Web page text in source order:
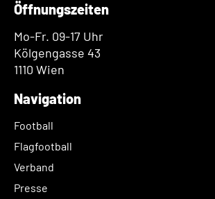
Öffnungszeiten
Mo-Fr. 09-17 Uhr
Kölgengasse 43
1110 Wien
Navigation
Football
Flagfootball
Verband
Presse